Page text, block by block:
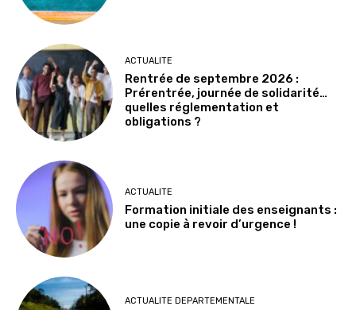
ACTUALITE
Rentrée de septembre 2026 :
Prérentrée, journée de solidarité…
quelles réglementation et
obligations ?
ACTUALITE
Formation initiale des enseignants :
une copie à revoir d’urgence !
ACTUALITE DEPARTEMENTALE